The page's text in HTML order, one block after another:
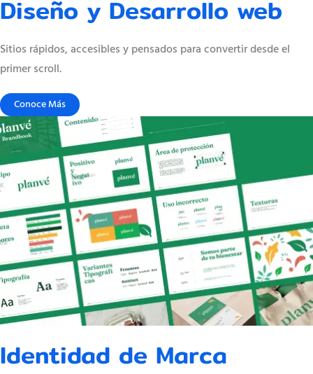
Diseño y Desarrollo web
Sitios rápidos, accesibles y pensados para convertir desde el
primer scroll.
Conoce Más
Identidad de Marca